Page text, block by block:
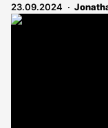
23.09.2024